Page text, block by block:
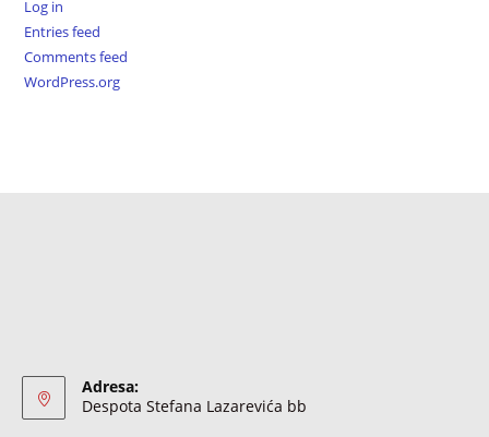
Log in
Entries feed
Comments feed
WordPress.org
Adresa:
Despota Stefana Lazarevića bb